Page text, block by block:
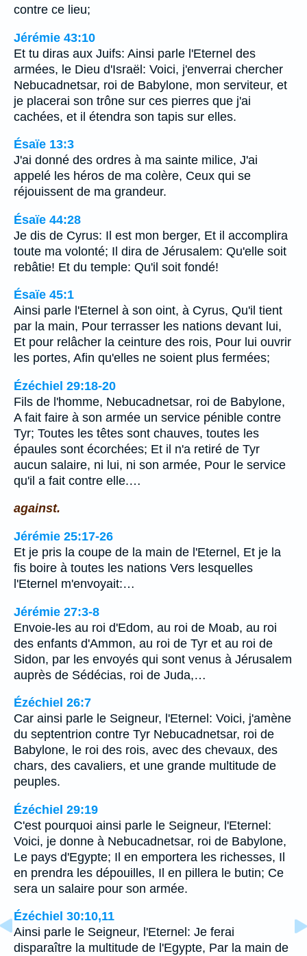
contre ce lieu;
Jérémie 43:10
Et tu diras aux Juifs: Ainsi parle l'Eternel des
armées, le Dieu d'Israël: Voici, j'enverrai chercher
Nebucadnetsar, roi de Babylone, mon serviteur, et
je placerai son trône sur ces pierres que j'ai
cachées, et il étendra son tapis sur elles.
Ésaïe 13:3
J'ai donné des ordres à ma sainte milice, J'ai
appelé les héros de ma colère, Ceux qui se
réjouissent de ma grandeur.
Ésaïe 44:28
Je dis de Cyrus: Il est mon berger, Et il accomplira
toute ma volonté; Il dira de Jérusalem: Qu'elle soit
rebâtie! Et du temple: Qu'il soit fondé!
Ésaïe 45:1
Ainsi parle l'Eternel à son oint, à Cyrus, Qu'il tient
par la main, Pour terrasser les nations devant lui,
Et pour relâcher la ceinture des rois, Pour lui ouvrir
les portes, Afin qu'elles ne soient plus fermées;
Ézéchiel 29:18-20
Fils de l'homme, Nebucadnetsar, roi de Babylone,
A fait faire à son armée un service pénible contre
Tyr; Toutes les têtes sont chauves, toutes les
épaules sont écorchées; Et il n'a retiré de Tyr
aucun salaire, ni lui, ni son armée, Pour le service
qu'il a fait contre elle.…
against.
Jérémie 25:17-26
Et je pris la coupe de la main de l'Eternel, Et je la
fis boire à toutes les nations Vers lesquelles
l'Eternel m'envoyait:…
Jérémie 27:3-8
Envoie-les au roi d'Edom, au roi de Moab, au roi
des enfants d'Ammon, au roi de Tyr et au roi de
Sidon, par les envoyés qui sont venus à Jérusalem
auprès de Sédécias, roi de Juda,…
Ézéchiel 26:7
Car ainsi parle le Seigneur, l'Eternel: Voici, j'amène
du septentrion contre Tyr Nebucadnetsar, roi de
Babylone, le roi des rois, avec des chevaux, des
chars, des cavaliers, et une grande multitude de
peuples.
Ézéchiel 29:19
C'est pourquoi ainsi parle le Seigneur, l'Eternel:
Voici, je donne à Nebucadnetsar, roi de Babylone,
Le pays d'Egypte; Il en emportera les richesses, Il
en prendra les dépouilles, Il en pillera le butin; Ce
sera un salaire pour son armée.
Ézéchiel 30:10,11
Ainsi parle le Seigneur, l'Eternel: Je ferai
disparaître la multitude de l'Egypte, Par la main de